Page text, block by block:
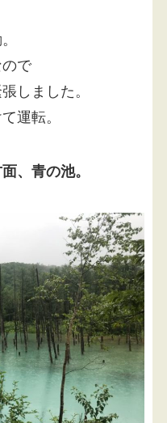
で
しました。
運転。
、青の池。